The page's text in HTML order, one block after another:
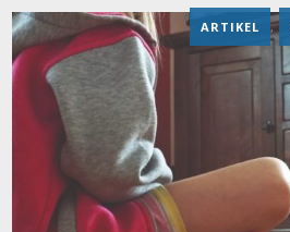
ARTIKEL ,